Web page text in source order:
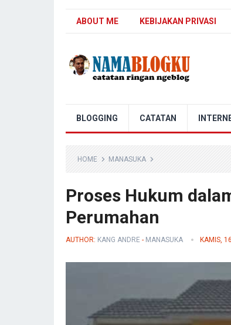
ABOUT ME KEBIJAKAN PRIVASI
BLOGGING CATATAN
HOME MANASUKA
Proses Hukum
Perumahan
AUTHOR: KANG ANDRE - MANASUKA KAMIS,